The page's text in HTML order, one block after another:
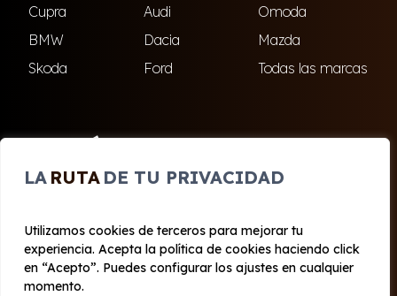
LA RUTA DE TU PRIVACIDAD
Utilizamos cookies de terceros para mejorar tu
experiencia. Acepta la política de cookies haciendo click
en “Acepto”. Puedes configurar los ajustes en cualquier
momento.
Cupra
Audi
Omoda
BMW
Dacia
Mazda
Skoda
Ford Todas las marcas
El Ejido Roquetas de Mar
© 2020 - 2026 Cabo Renting
Aviso legal y Privacidad